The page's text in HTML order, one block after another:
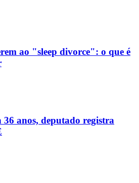
ao "sleep divorce": o que é
36 anos, deputado registra